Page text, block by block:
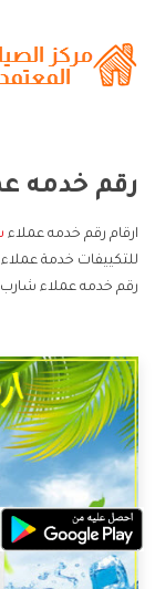
رقم خدمه
ارقام رقم خدمه عملاء
للتكييفات خدمة
رقم خدمه عملاء شارب